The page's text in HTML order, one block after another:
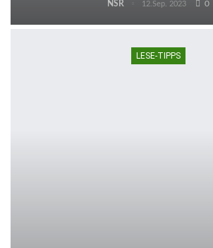
NSR 12.Sep. 2023 0
LESE-TIPPS